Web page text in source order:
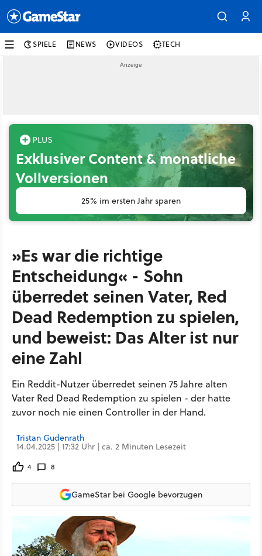
SPIELE NEWS VIDEOS TECH
Exklusiver Content & monatliche
Vollversionen
25% im ersten Jahr sparen
»Es war die richtige
Entscheidung« - Sohn
überredet seinen Vater, Red
Dead Redemption zu spielen,
und beweist: Das Alter ist nur
eine Zahl
Ein Reddit-Nutzer überredet seinen 75 Jahre alten
Vater Red Dead Redemption zu spielen - der hatte
zuvor noch nie einen Controller in der Hand.
Tristan Gudenrath
14.04.2025 | 17:32 Uhr | ca. 2 Minuten Lesezeit
4 8
GameStar bei Google bevorzugen